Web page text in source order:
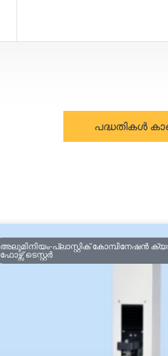
പദ്ധതികൾ
അലുമിനിയം-പ്ലാസ്റ്റിക് കോമ്പിനേഷൻ
ഫോഴ്സ് ടെസ്റ്റർ